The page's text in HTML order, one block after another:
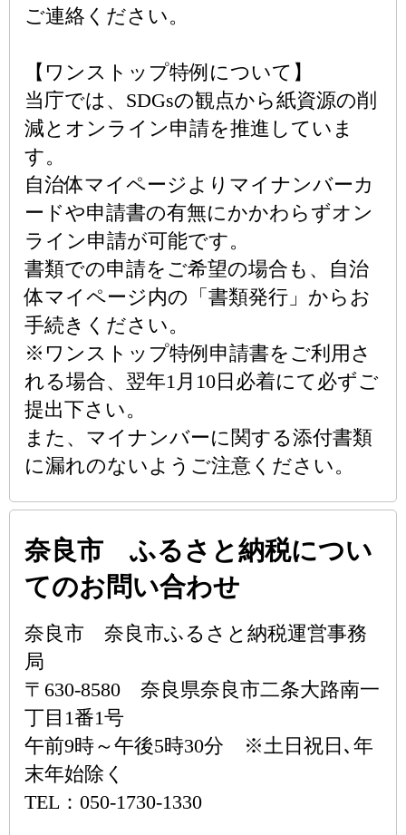
ご連絡ください。
【ワンストップ特例について】
当庁では、SDGsの観点から紙資源の削
減とオンライン申請を推進していま
す。
自治体マイページよりマイナンバーカ
ードや申請書の有無にかかわらずオン
ライン申請が可能です。
書類での申請をご希望の場合も、自治
体マイページ内の「書類発行」からお
手続きください。
※ワンストップ特例申請書をご利用さ
れる場合、翌年1月10日必着にて必ずご
提出下さい。
また、マイナンバーに関する添付書類
に漏れのないようご注意ください。
奈良市 ふるさと納税につい
てのお問い合わせ
奈良市 奈良市ふるさと納税運営事務
局
〒630-8580 奈良県奈良市二条大路南一
丁目1番1号
午前9時～午後5時30分 ※土日祝日､年
末年始除く
TEL：050-1730-1330